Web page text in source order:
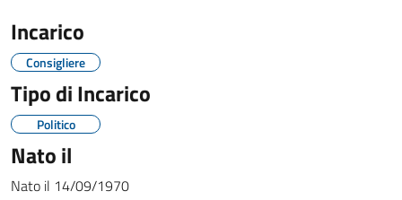
Incarico
Consigliere
Tipo di Incarico
Politico
Nato il
Nato il 14/09/1970